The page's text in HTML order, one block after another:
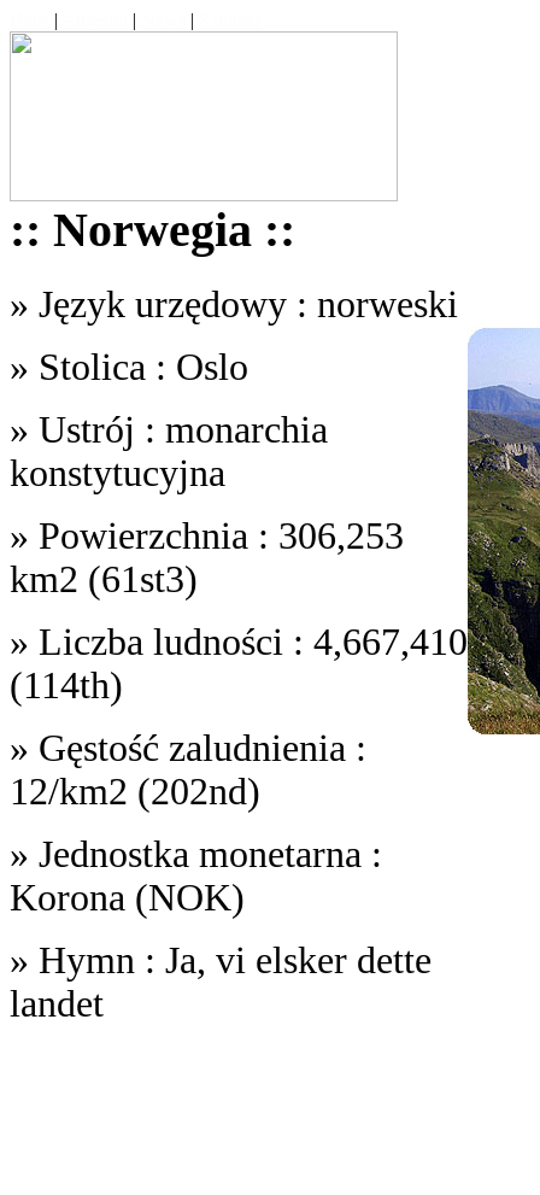
| | |
:: Norwegia ::
» Język urzędowy : norweski
» Stolica : Oslo
» Ustrój : monarchia
konstytucyjna
» Powierzchnia : 306,253
km2 (61st3)
» Liczba ludności : 4,667,410
(114th)
» Gęstość zaludnienia :
12/km2 (202nd)
» Jednostka monetarna :
Korona (NOK)
» Hymn : Ja, vi elsker dette
landet